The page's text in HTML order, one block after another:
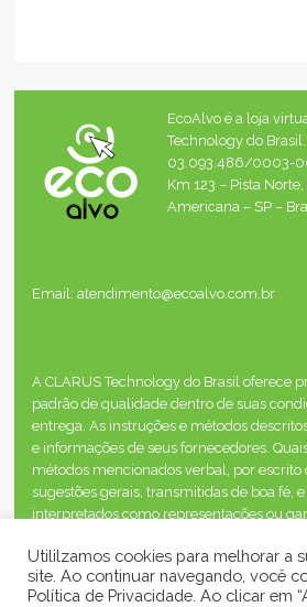
EcoAlvo é a loja
Technology do Brasil.
03.093.486/0003-
Km 123 – Pista
Americana – SP –
Email: atendimento@ecoalvo.com.br
A CLARUS Technology do Brasil oferece
padrão de qualidade dentro de suas
entrega. As instruções e métodos
e informações de seus fornecedores.
métodos mencionados verbal, por escrito
sugestões gerais, transmitidas de boa fé,
interpretados como representações ou
direitos de propriedade de terceiros estão
Utililzamos cookies para melhorar a
site. Ao continuar navegando, você
Política de Privacidade. Ao clicar em